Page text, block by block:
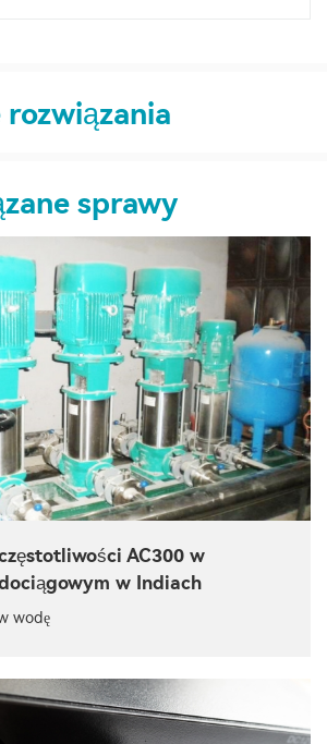
rozwiązania
sprawy
AC300 w
w Indiach
wodę